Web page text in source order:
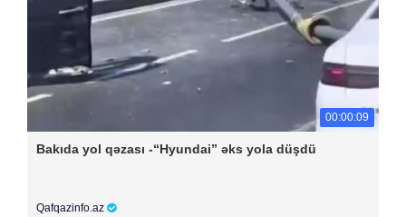
00:00:09
Bakıda yol qəzası -“Hyundai” əks yola düşdü
Qafqazinfo.az